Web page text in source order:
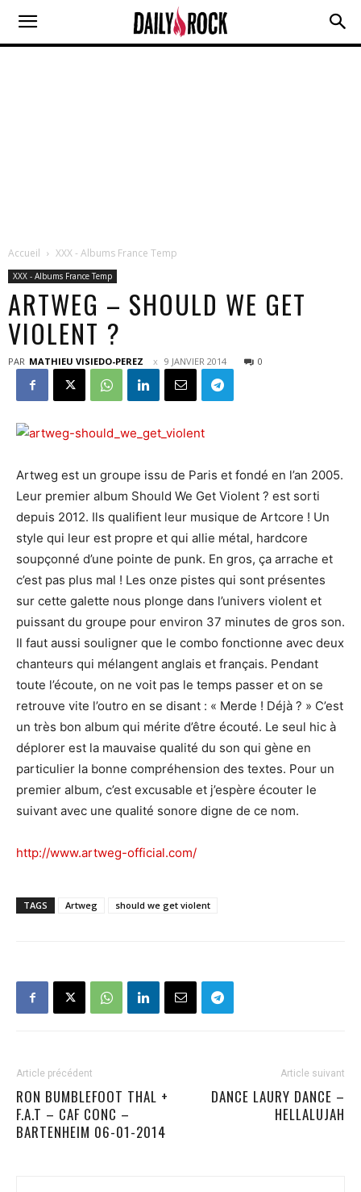
Accueil XXX - Albums France Temp
XXX - Albums France Temp
ARTWEG – SHOULD WE GET
VIOLENT ?
PAR MATHIEU VISIEDO-PEREZ 9 JANVIER 2014 0
Artweg est un groupe issu de Paris et fondé en l’an 2005.
Leur premier album Should We Get Violent ? est sorti
depuis 2012. Ils qualifient leur musique de Artcore ! Un
style qui leur est propre et qui allie métal, hardcore
soupçonné d’une pointe de punk. En gros, ça arrache et
c’est pas plus mal ! Les onze pistes qui sont présentes
sur cette galette nous plonge dans l’univers violent et
puissant du groupe pour environ 37 minutes de gros son.
Il faut aussi souligner que le combo fonctionne avec deux
chanteurs qui mélangent anglais et français. Pendant
toute l’écoute, on ne voit pas le temps passer et on se
retrouve vite l’outro en se disant : « Merde ! Déjà ? » C’est
un très bon album qui mérite d’être écouté. Le seul hic à
déplorer est la mauvaise qualité du son qui gène en
particulier la bonne compréhension des textes. Pour un
premier album, c’est excusable et j’espère écouter le
suivant avec une qualité sonore digne de ce nom.
http://www.artweg-official.com/
TAGS Artweg should we get violent
Article précédent
RON BUMBLEFOOT THAL +
F.A.T – CAF CONC –
BARTENHEIM 06-01-2014
Article suivant
DANCE LAURY DANCE –
HELLALUJAH